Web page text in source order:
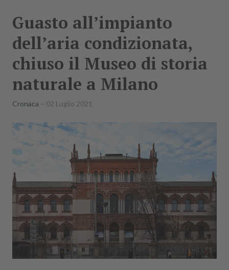
Guasto all’impianto
dell’aria condizionata,
chiuso il Museo di storia
naturale a Milano
Cronaca 02 Luglio 2021